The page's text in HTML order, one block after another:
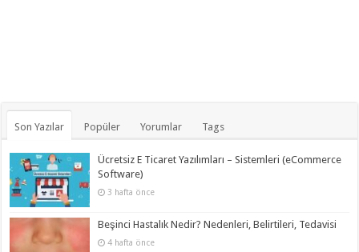
Son Yazılar Popüler Yorumlar Tags
Ücretsiz E Ticaret Yazılımları – Sistemleri (eCommerce
Software)
3 hafta önce
Beşinci Hastalık Nedir? Nedenleri, Belirtileri, Tedavisi
4 hafta önce